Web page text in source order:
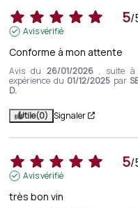
5/
Avis vérifié
Conforme à mon attente
Avis du 26/01/2026 , suite à
expérience du 01/12/2025 par
D.
Utile(0) Signaler
5/
Avis vérifié
très bon vin